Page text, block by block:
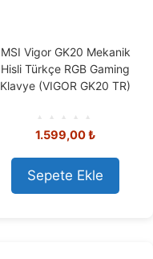
MSI Vigor GK20 Mekanik
Hisli Türkçe RGB Gaming
Klavye (VIGOR GK20 TR)
0
u
t
o
f
1.599,00₺
Sepete Ekle